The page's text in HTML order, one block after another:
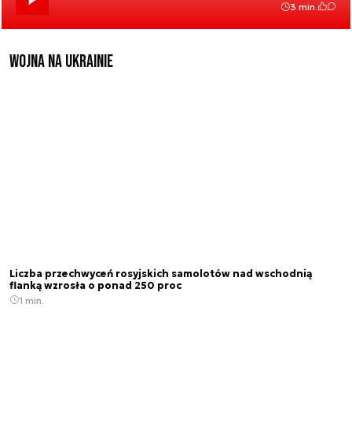
3 min.
Wojna na Ukrainie
Liczba przechwyceń rosyjskich samolotów nad wschodnią
flanką wzrosła o ponad 250 proc
1 min.